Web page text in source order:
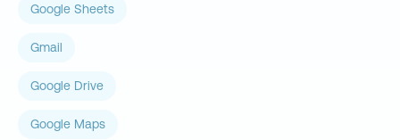
Google Sheets
Gmail
Google Drive
Google Maps